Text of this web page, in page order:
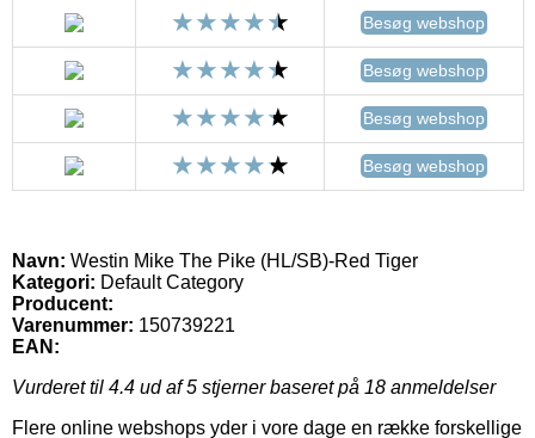
Besøg webshop
Besøg webshop
Besøg webshop
Besøg webshop
Navn: Westin Mike The Pike (HL/SB)-Red Tiger
Kategori: Default Category
Producent:
Varenummer: 150739221
EAN:
Vurderet til 4.4 ud af 5 stjerner baseret på 18 anmeldelser
Flere online webshops yder i vore dage en række forskellige